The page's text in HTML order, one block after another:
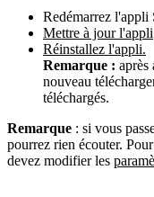
Redémarrez l'appli
Mettre à jour l'appli
Réinstallez l'appli.
Remarque : après
nouveau
téléchargés.
Remarque : si vous
pourrez rien écouter.
devez modifier les